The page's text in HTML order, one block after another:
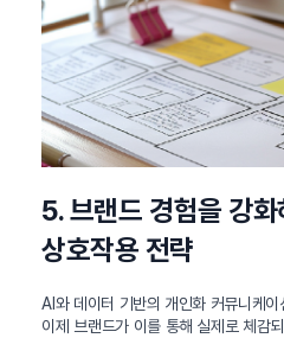
5. 브랜드 경험을 강
상호작용 전략
AI와 데이터 기반의 개인화 커뮤니케이
이제 브랜드가 이를 통해 실제로 체감